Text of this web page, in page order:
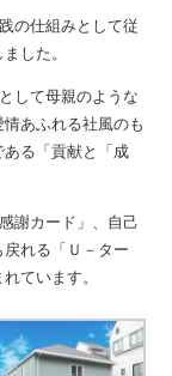
の仕組みとして従
した。
して母親のような
あふれる社風のも
る「貢献と「成
謝カード」、自己
れる「Ｕ－ター
ています。